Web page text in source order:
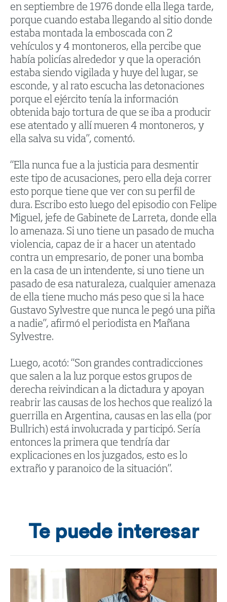
en septiembre de 1976 donde ella llega tarde,
porque cuando estaba llegando al sitio donde
estaba montada la emboscada con 2
vehículos y 4 montoneros, ella percibe que
había policías alrededor y que la operación
estaba siendo vigilada y huye del lugar, se
esconde, y al rato escucha las detonaciones
porque el ejército tenía la información
obtenida bajo tortura de que se iba a producir
ese atentado y allí mueren 4 montoneros, y
ella salva su vida”, comentó.
“Ella nunca fue a la justicia para desmentir
este tipo de acusaciones, pero ella deja correr
esto porque tiene que ver con su perfil de
dura. Escribo esto luego del episodio con Felipe
Miguel, jefe de Gabinete de Larreta, donde ella
lo amenaza. Si uno tiene un pasado de mucha
violencia, capaz de ir a hacer un atentado
contra un empresario, de poner una bomba
en la casa de un intendente, si uno tiene un
pasado de esa naturaleza, cualquier amenaza
de ella tiene mucho más peso que si la hace
Gustavo Sylvestre que nunca le pegó una piña
a nadie”, afirmó el periodista en Mañana
Sylvestre.
Luego, acotó: “Son grandes contradicciones
que salen a la luz porque estos grupos de
derecha reivindican a la dictadura y apoyan
reabrir las causas de los hechos que realizó la
guerrilla en Argentina, causas en las ella (por
Bullrich) está involucrada y participó. Sería
entonces la primera que tendría dar
explicaciones en los juzgados, esto es lo
extraño y paranoico de la situación”.
Te puede interesar